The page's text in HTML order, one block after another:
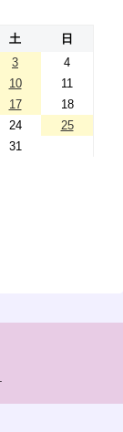
土
日
3
4
10
11
17
18
24
25
31